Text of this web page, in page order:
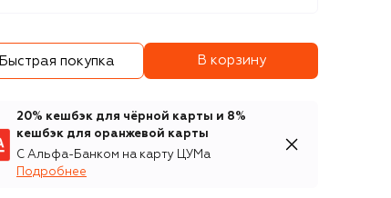
Быстрая покупка В корзину
20% кешбэк для чёрной карты и 8%
кешбэк для оранжевой карты
С Альфа-Банком на карту ЦУМа
Подробнее